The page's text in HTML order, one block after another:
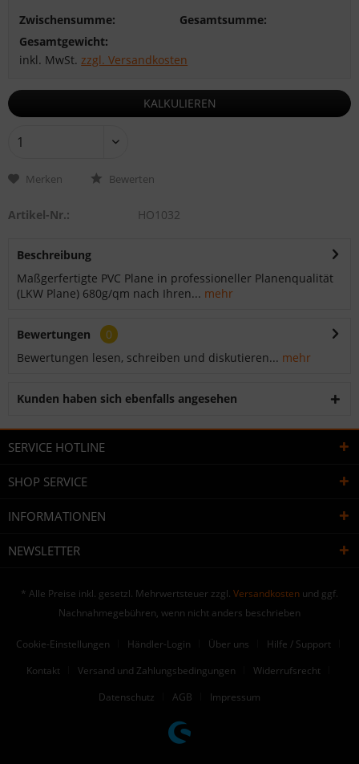
Zwischensumme:
Gesamtsumme:
Gesamtgewicht:
inkl. MwSt.zzgl. Versandkosten
KALKULIEREN
Merken Bewerten
Artikel-Nr.: HO1032
Beschreibung
Maßgerfertigte PVC Plane in professioneller Planenqualität
(LKW Plane) 680g/qm nach Ihren... mehr
Bewertungen
0
Bewertungen lesen, schreiben und diskutieren... mehr
Kunden haben sich ebenfalls angesehen
SERVICE HOTLINE
SHOP SERVICE
INFORMATIONEN
NEWSLETTER
* Alle Preise inkl. gesetzl. Mehrwertsteuer zzgl. Versandkosten und ggf.
Nachnahmegebühren, wenn nicht anders beschrieben
Cookie-Einstellungen Händler-Login Über uns
Hilfe / Support
Kontakt
Versand und Zahlungsbedingungen
Widerrufsrecht
Datenschutz
AGB Impressum